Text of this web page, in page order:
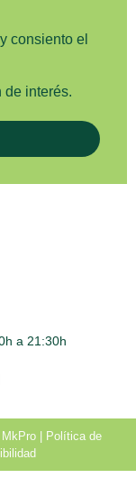
y consiento el
de interés.
a 21:30h
MkPro| Política de